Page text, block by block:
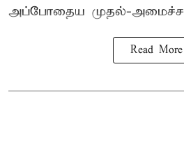
அப்போதைய முதல்-
Read More